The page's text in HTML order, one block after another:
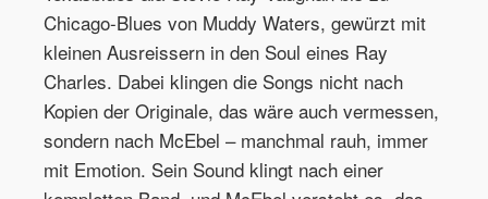
Chicago-Blues von Muddy Waters, gewürzt mit
kleinen Ausreissern in den Soul eines Ray
Charles. Dabei klingen die Songs nicht nach
Kopien der Originale, das wäre auch vermessen,
sondern nach McEbel – manchmal rauh, immer
mit Emotion. Sein Sound klingt nach einer